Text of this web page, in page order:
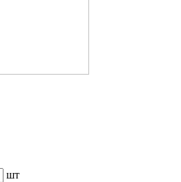
шт